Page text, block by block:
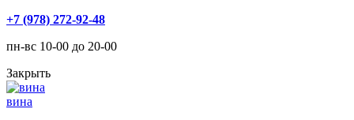
+7 (978) 272-92-48
пн-вс 10-00 до 20-00
Закрыть
вина